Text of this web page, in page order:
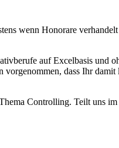
wenn Honorare
auf Excelbasis und
dass Ihr
Controlling. Teilt uns